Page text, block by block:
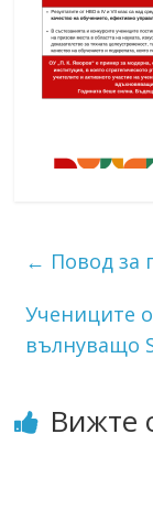
← Повод за
Учениците
вълнуващо
Вижте